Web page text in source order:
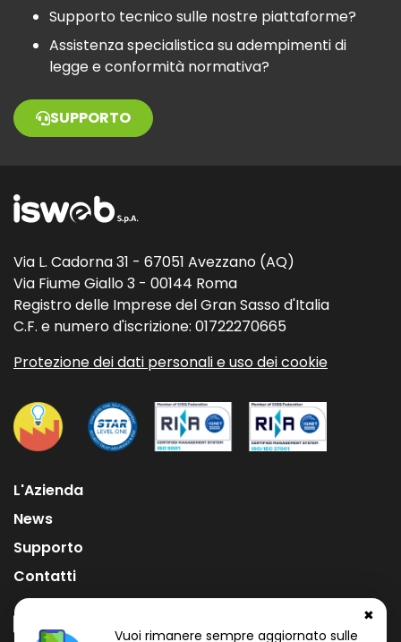
Supporto tecnico sulle nostre piattaforme?
Assistenza specialistica su adempimenti di
legge e conformità normativa?
SUPPORTO
✖
Vuoi rimanere sempre aggiornato sulle
Via L. Cadorna 31 - 67051 Avezzano (AQ)
Via Fiume Giallo 3 - 00144 Roma
Registro delle Imprese del Gran Sasso d'Italia
C.F. e numero d'iscrizione: 01722270665
Protezione dei dati personali e uso dei cookie
L'Azienda
News
Supporto
Contatti